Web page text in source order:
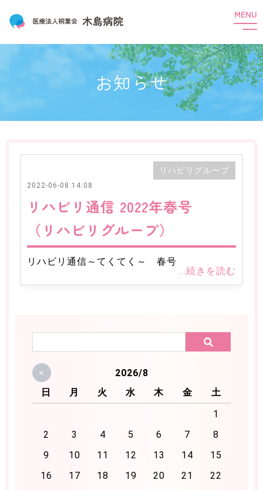
t
o
g
l
e
n
a
v
i
t
HOME
ご挨拶 理念と基本方針 概要
沿革
外来受診について
精神科訪問看護
コミュニティ・プラザ（就労継続支援B型）
コミュニティ・アクア（グループホーム）
入院するには
交通アクセス 病院内紹介
医療安全管理
感染症対策
チーム活動
栄養サポートチーム
リハビリグループ
心理グループ
イベント&レクリエーション
お知らせ
採用情報
お知らせ
2022-06-08 14:08
リハビリ通信 2022年春号
（リハビリグループ）
リハビリグループ
リハビリ通信～てくてく～ 春号
...続きを読む
<
2026/8
日
月 火 水 木 金
土
1
2
3 4 5 6 7
8
9
10 11 12 13 14
15
16
17 18 19 20 21
22